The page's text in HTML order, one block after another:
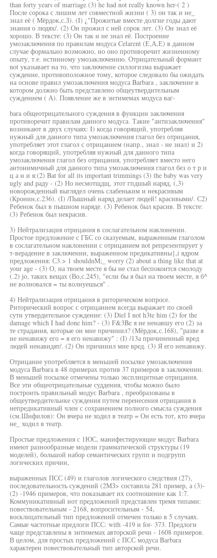
than forty years of marriage (3) he had not really known her-( 2 )
После сорока с лишим лет совместной жизни ( 3) он так и не_
знал её ( Мёрдок,с.З). (I) ¿"Прожитые вместе долгие годы дают
знания о людях/. (2) Он прожил с ней сорок лет. (3) Он знал её
хорошо. В тексте: (3) Он так и не знал её. Построение
умозаключения по правилам модуса Celarent (Е,А,Е) в данном
случае формально возможно, но оно противоречит жизненному
опыту, т.е. истинному умозаключению. Отрицательный формант
not указывает на то, что заключение силлогизма выражает
суждение, противоположное тому, которое следовало бы ожидать
на основе правил умозаключения модуса Barbara , заключение в
котором должно быть представлено общеутвердительным
суждением ( А). Появление же в энтимемах модуса ваг-
bara общеотрицательного суждения в функции заключения
противоречит правилам данного модуса. Такие "антизаключения"
возникают в двух случаях: I) когда говорящий, употребляя
нужный для данного типа умозаключения глагол без отрицания,
употребляет этот глагол с отрицанием (напр., знал - не знал) и 2)
когда говорящий, употребляя нужный для данного типа
умозаключения глагол без отрицания, употребляет вместо него
антонимичный для данного типа умозаключения глагол без о т р и
ц а н и я:(2) Bat for all its important trimmings (3) the baby was very
ugly and раду - (2) Но несмотщдщ, этот гпдшый наряд, (,3)
новорожденный выглядел очень слабеньким и некрасивым
(Кронин,с.236). (I) /Пышный наряд делает людей! красивыми/. С2)
Ребенок был в пышном наряде. (3) Ребенок был красив. В тексте:
(3) Ребенок был некрасив.
3) Нейтрализация отрицания в сослагательном наклонении.
Простое предложение с ГБС со сказуемым, выраженным глаголом
в сослагательном наклонении с отрицанием not репрезентирует у
т-верадение в заключении, выраженном предикативны},i ядром
предложения: С3.> 1 shouldnM;_ worry (2) about a thing like that at
your age - (3) О, на твоем месте я бы не стал беспокоится смолоду
(.2) jo, таких вещах (Во,с.245), "если бы я был на твоем месте, я б^
не волновался = ты волнуешься" .
4) Нейтрализация отрицания в риторическом вопросе.
Риторический вопрос с отрицанием всегда выражает по своей
сути утвердительное суждение: (3) Diel I not h3te him (2) for the
damage which I had done him? - (3) F&3Be я не ненавшу его (2) за
те страдания, которые он мне причинил? (Мёрдок,с.168), "разве я
не ненавижу его = я его ненавижу" : (I) /13а причиненный вред
людей ненавидят/. (2) Он причинил мне вред. (3) Я его ненавижу.
Отрицание употребляется в меньшей посылке умозаключения
модуса Barbara в 48 примерах против 37 примеров в заключении.
В меньшей посылке отмечены только эксплицитные отрицания.
Все эти общеотрицательные суддения, чтобы можно было
построить правильный модус Barbara , преобразованы в
общеутвердительнке суждения путем перенесения отрицания в
непредикативный член с сохранением полного смысла суждения
(см.Шнфилов): Он вчера не ходил в театр = Он есть тот, кто вчера
не_ ходил в театр.
Простые предложения с 1ЮС, манифестирующие модус Barbara
имеют разнообразные модели грамматической структуры (19
моделей), большой набор семантических групп и подгрупп
логических причин,
выраженных ПСС (49) и глаголов логического следствия (27),
последовательность суждений (2МЗ> составила 281 пример, а (3)-
(2) -1946 примеров, что показывает их соотношение как 1:7.
Коммуникативный иот предложений представлен тремя типами:
повествовательным - 2168, вопросительным - 54,
восклицательный тип предложений отмечен только в 5 случаях.
Самые частотные предлоги ПСС: with -419 и for- 373. Предлоги
чаще представлены в энтимемах авторской речи - 1608 примеров.
В целом, для простых предложений с ПСС модуса Barbara
характерен повествовательный тип авторской речи.